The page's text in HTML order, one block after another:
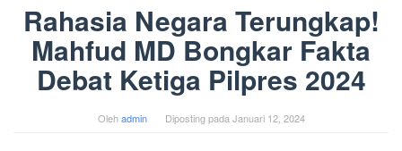
Rahasia Negara Terungkap!
Mahfud MD Bongkar Fakta
Debat Ketiga Pilpres 2024
Olehadmin Diposting padaJanuari 12, 2024